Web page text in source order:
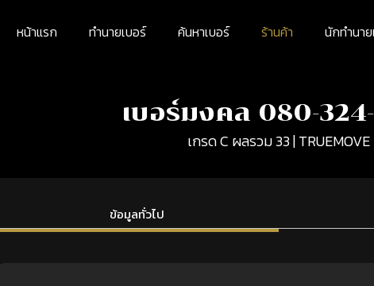
หน้าแรก ทำนายเบอร์ ค้นหาเบอร์ ร้านค้า นักทำนา
เบอร์มงคล 080-
เกรด C ผลรวม 33 | TRUEMOVE
ข้อมูลทั่วไป